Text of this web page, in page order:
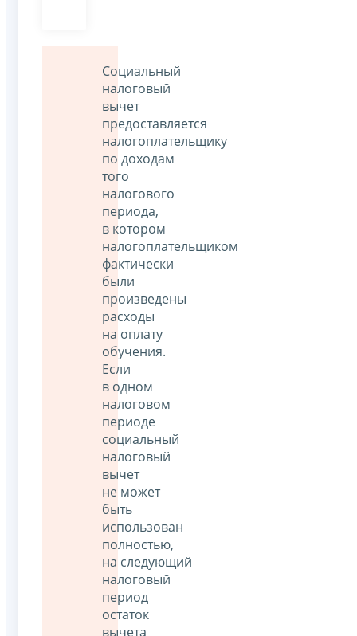
Социальный
налоговый
вычет
предоставляется
налогоплательщику
по доходам
того
налогового
периода,
в котором
налогоплательщиком
фактически
были
произведены
расходы
на оплату
обучения.
Если
в одном
налоговом
периоде
социальный
налоговый
вычет
не может
быть
использован
полностью,
на следующий
налоговый
период
остаток
вычета